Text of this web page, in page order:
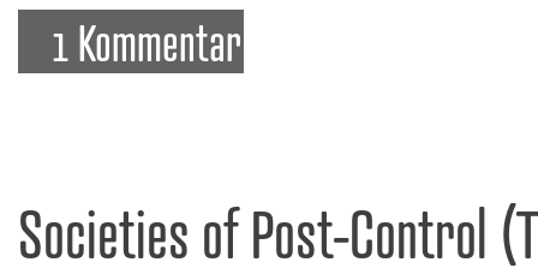
1 Kommentar
Societies of Post-Control